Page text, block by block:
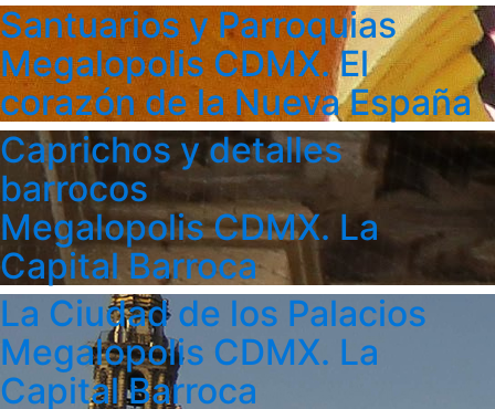
Santuarios y Parroquias
Megalopolis CDMX. El
corazón de la Nueva España
Caprichos y detalles
barrocos
Megalopolis CDMX. La
Capital Barroca
La Ciudad de los Palacios
Megalopolis CDMX. La
Capital Barroca